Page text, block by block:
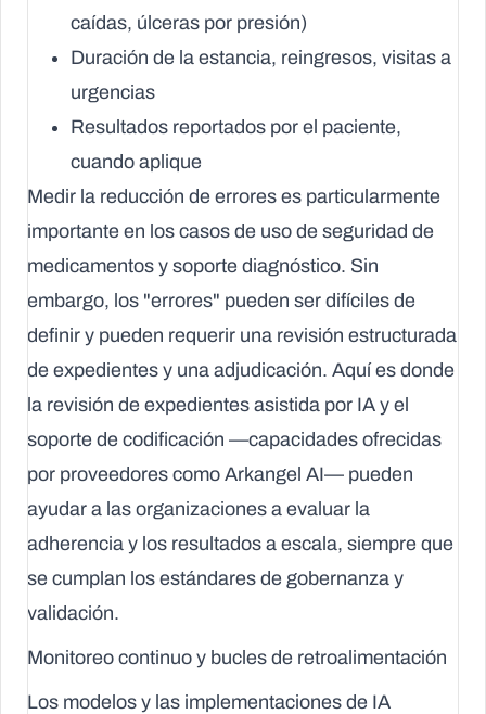
caídas, úlceras por presión)
Duración de la estancia, reingresos, visitas a
urgencias
Resultados reportados por el paciente,
cuando aplique
Medir la reducción de errores es particularmente
importante en los casos de uso de seguridad de
medicamentos y soporte diagnóstico. Sin
embargo, los "errores" pueden ser difíciles de
definir y pueden requerir una revisión estructurada
de expedientes y una adjudicación. Aquí es donde
la revisión de expedientes asistida por IA y el
soporte de codificación —capacidades ofrecidas
por proveedores como Arkangel AI— pueden
ayudar a las organizaciones a evaluar la
adherencia y los resultados a escala, siempre que
se cumplan los estándares de gobernanza y
validación.
Monitoreo continuo y bucles de retroalimentación
Los modelos y las implementaciones de IA